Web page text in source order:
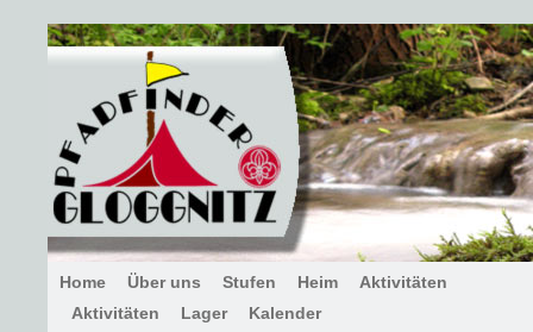
Home Über uns Stufen Heim
Aktivitäten
Aktivitäten
Lager Kalender